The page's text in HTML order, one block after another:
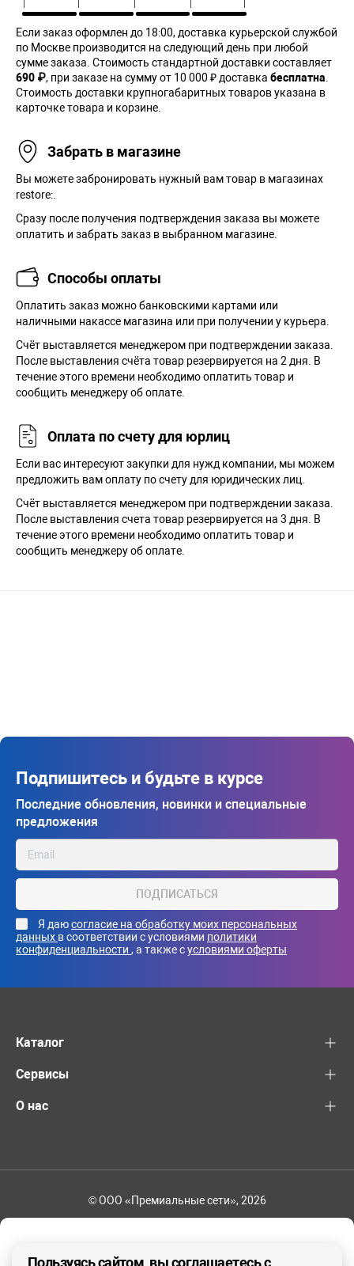
Если заказ оформлен до 18:00, доставка курьерской службой
по Москве производится на следующий день при любой
сумме заказа. Cтоимость стандартной доставки составляет
690 ₽, при заказе на сумму от 10 000 ₽ доставка бесплатна
Стоимость доставки крупногабаритных товаров указана в
карточке товара и корзине.
Забрать в магазине
Вы можете забронировать нужный вам товар в магазинах
restore:.
Сразу после получения подтверждения заказа вы можете
оплатить и забрать заказ в выбранном магазине.
Способы оплаты
Оплатить заказ можно банковскими картами или
наличными накассе магазина или при получении у курьера.
Cчёт выставляется менеджером при подтверждении заказа.
После выставления счёта товар резервируется на 2 дня. В
течение этого времени необходимо оплатить товар и
сообщить менеджеру об оплате.
Оплата по счету для юрлиц
Если вас интересуют закупки для нужд компании, мы можем
предложить вам оплату по счету для юридических лиц.
Счёт выставляется менеджером при подтверждении заказа.
После выставления счета товар резервируется на 3 дня. В
течение этого времени необходимо оплатить товар и
сообщить менеджеру об оплате.
Подпишитесь и будьте в курсе
Последние обновления, новинки и специальные
предложения
ПОДПИСАТЬСЯ
Я даюсогласие на обработку моих персональных
данных в соответствии с условиями политики
конфиденциальности , а также сусловиями оферты
Каталог
Сервисы
О нас
© ООО «Премиальные сети», 2026
Пользуясь сайтом, вы соглашаетесь с